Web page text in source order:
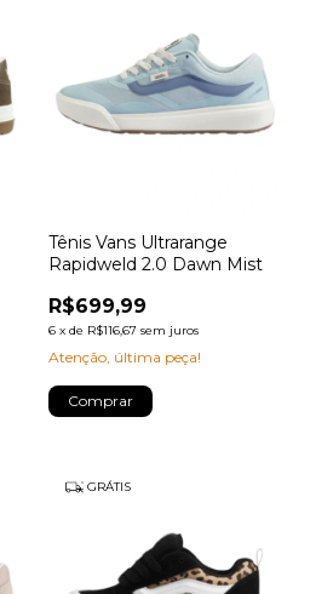
Tênis Vans Ultrarange
Rapidweld 2.0 Dawn Mist
R$699,99
6 x de R$116,67 sem juros
Atenção, última peça!
Comprar
GRÁTIS